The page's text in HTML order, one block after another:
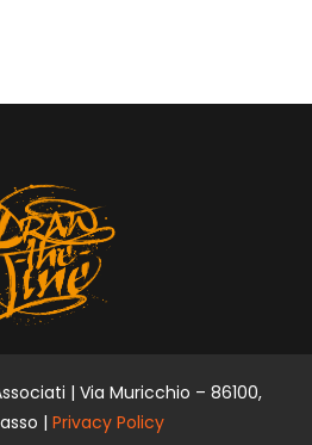
| Via Muricchio – 86100,
| Privacy Policy